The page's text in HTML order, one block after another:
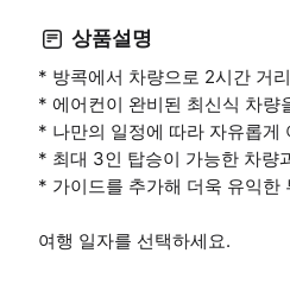
상품설명
* 방콕에서 차량으로 2시간 거
* 에어컨이 완비된 최신식 차량
* 나만의 일정에 따라 자유롭게
* 최대 3인 탑승이 가능한 차량
* 가이드를 추가해 더욱 유익한
여행 일자를 선택하세요.